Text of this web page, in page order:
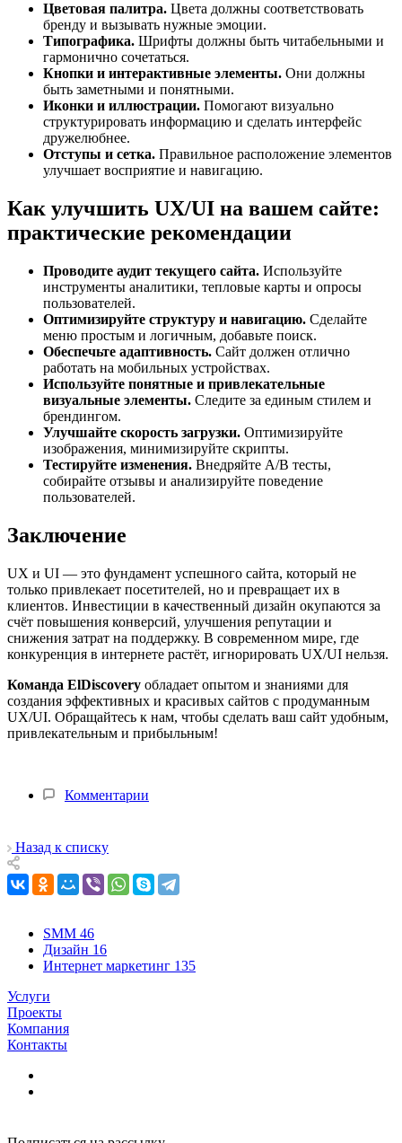
Цветовая палитра. Цвета должны соответствовать
бренду и вызывать нужные эмоции.
Типографика. Шрифты должны быть читабельными и
гармонично сочетаться.
Кнопки и интерактивные элементы. Они должны
быть заметными и понятными.
Иконки и иллюстрации. Помогают визуально
структурировать информацию и сделать интерфейс
дружелюбнее.
Отступы и сетка. Правильное расположение элементов
улучшает восприятие и навигацию.
Как улучшить UX/UI на вашем сайте:
практические рекомендации
Проводите аудит текущего сайта. Используйте
инструменты аналитики, тепловые карты и опросы
пользователей.
Оптимизируйте структуру и навигацию. Сделайте
меню простым и логичным, добавьте поиск.
Обеспечьте адаптивность. Сайт должен отлично
работать на мобильных устройствах.
Используйте понятные и привлекательные
визуальные элементы. Следите за единым стилем и
брендингом.
Улучшайте скорость загрузки. Оптимизируйте
изображения, минимизируйте скрипты.
Тестируйте изменения. Внедряйте A/B тесты,
собирайте отзывы и анализируйте поведение
пользователей.
Заключение
UX и UI — это фундамент успешного сайта, который не
только привлекает посетителей, но и превращает их в
клиентов. Инвестиции в качественный дизайн окупаются за
счёт повышения конверсий, улучшения репутации и
снижения затрат на поддержку. В современном мире, где
конкуренция в интернете растёт, игнорировать UX/UI нельзя.
Команда ElDiscovery обладает опытом и знаниями для
создания эффективных и красивых сайтов с продуманным
UX/UI. Обращайтесь к нам, чтобы сделать ваш сайт удобным,
привлекательным и прибыльным!
Комментарии
Назад к списку
SMM 46
Дизайн 16
Интернет маркетинг 135
Услуги
Проекты
Компания
Контакты